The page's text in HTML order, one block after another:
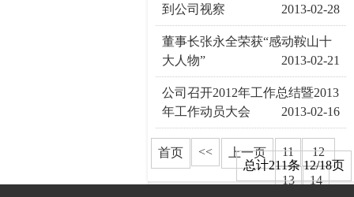
到公司视察
2013-02-28
董事长张永全荣获“感动鞍山十
大人物”
2013-02-21
公司召开2012年工作总结暨2013
年工作动员大会
2013-02-16
首页 << 上一页 11 12
13 14
总计211条 12/18页